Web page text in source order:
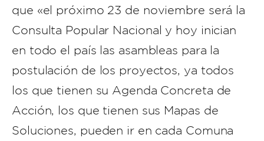
que «el próximo 23 de noviembre será la
Consulta Popular Nacional y hoy inician
en todo el país las asambleas para la
postulación de los proyectos, ya todos
los que tienen su Agenda Concreta de
Acción, los que tienen sus Mapas de
Soluciones, pueden ir en cada Comuna